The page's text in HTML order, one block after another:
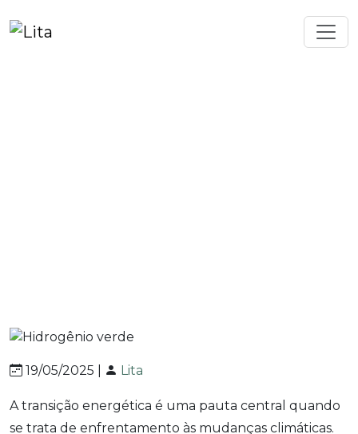
19/05/2025 | Lita
A transição energética é uma pauta central quando
se trata de enfrentamento às mudanças climáticas.